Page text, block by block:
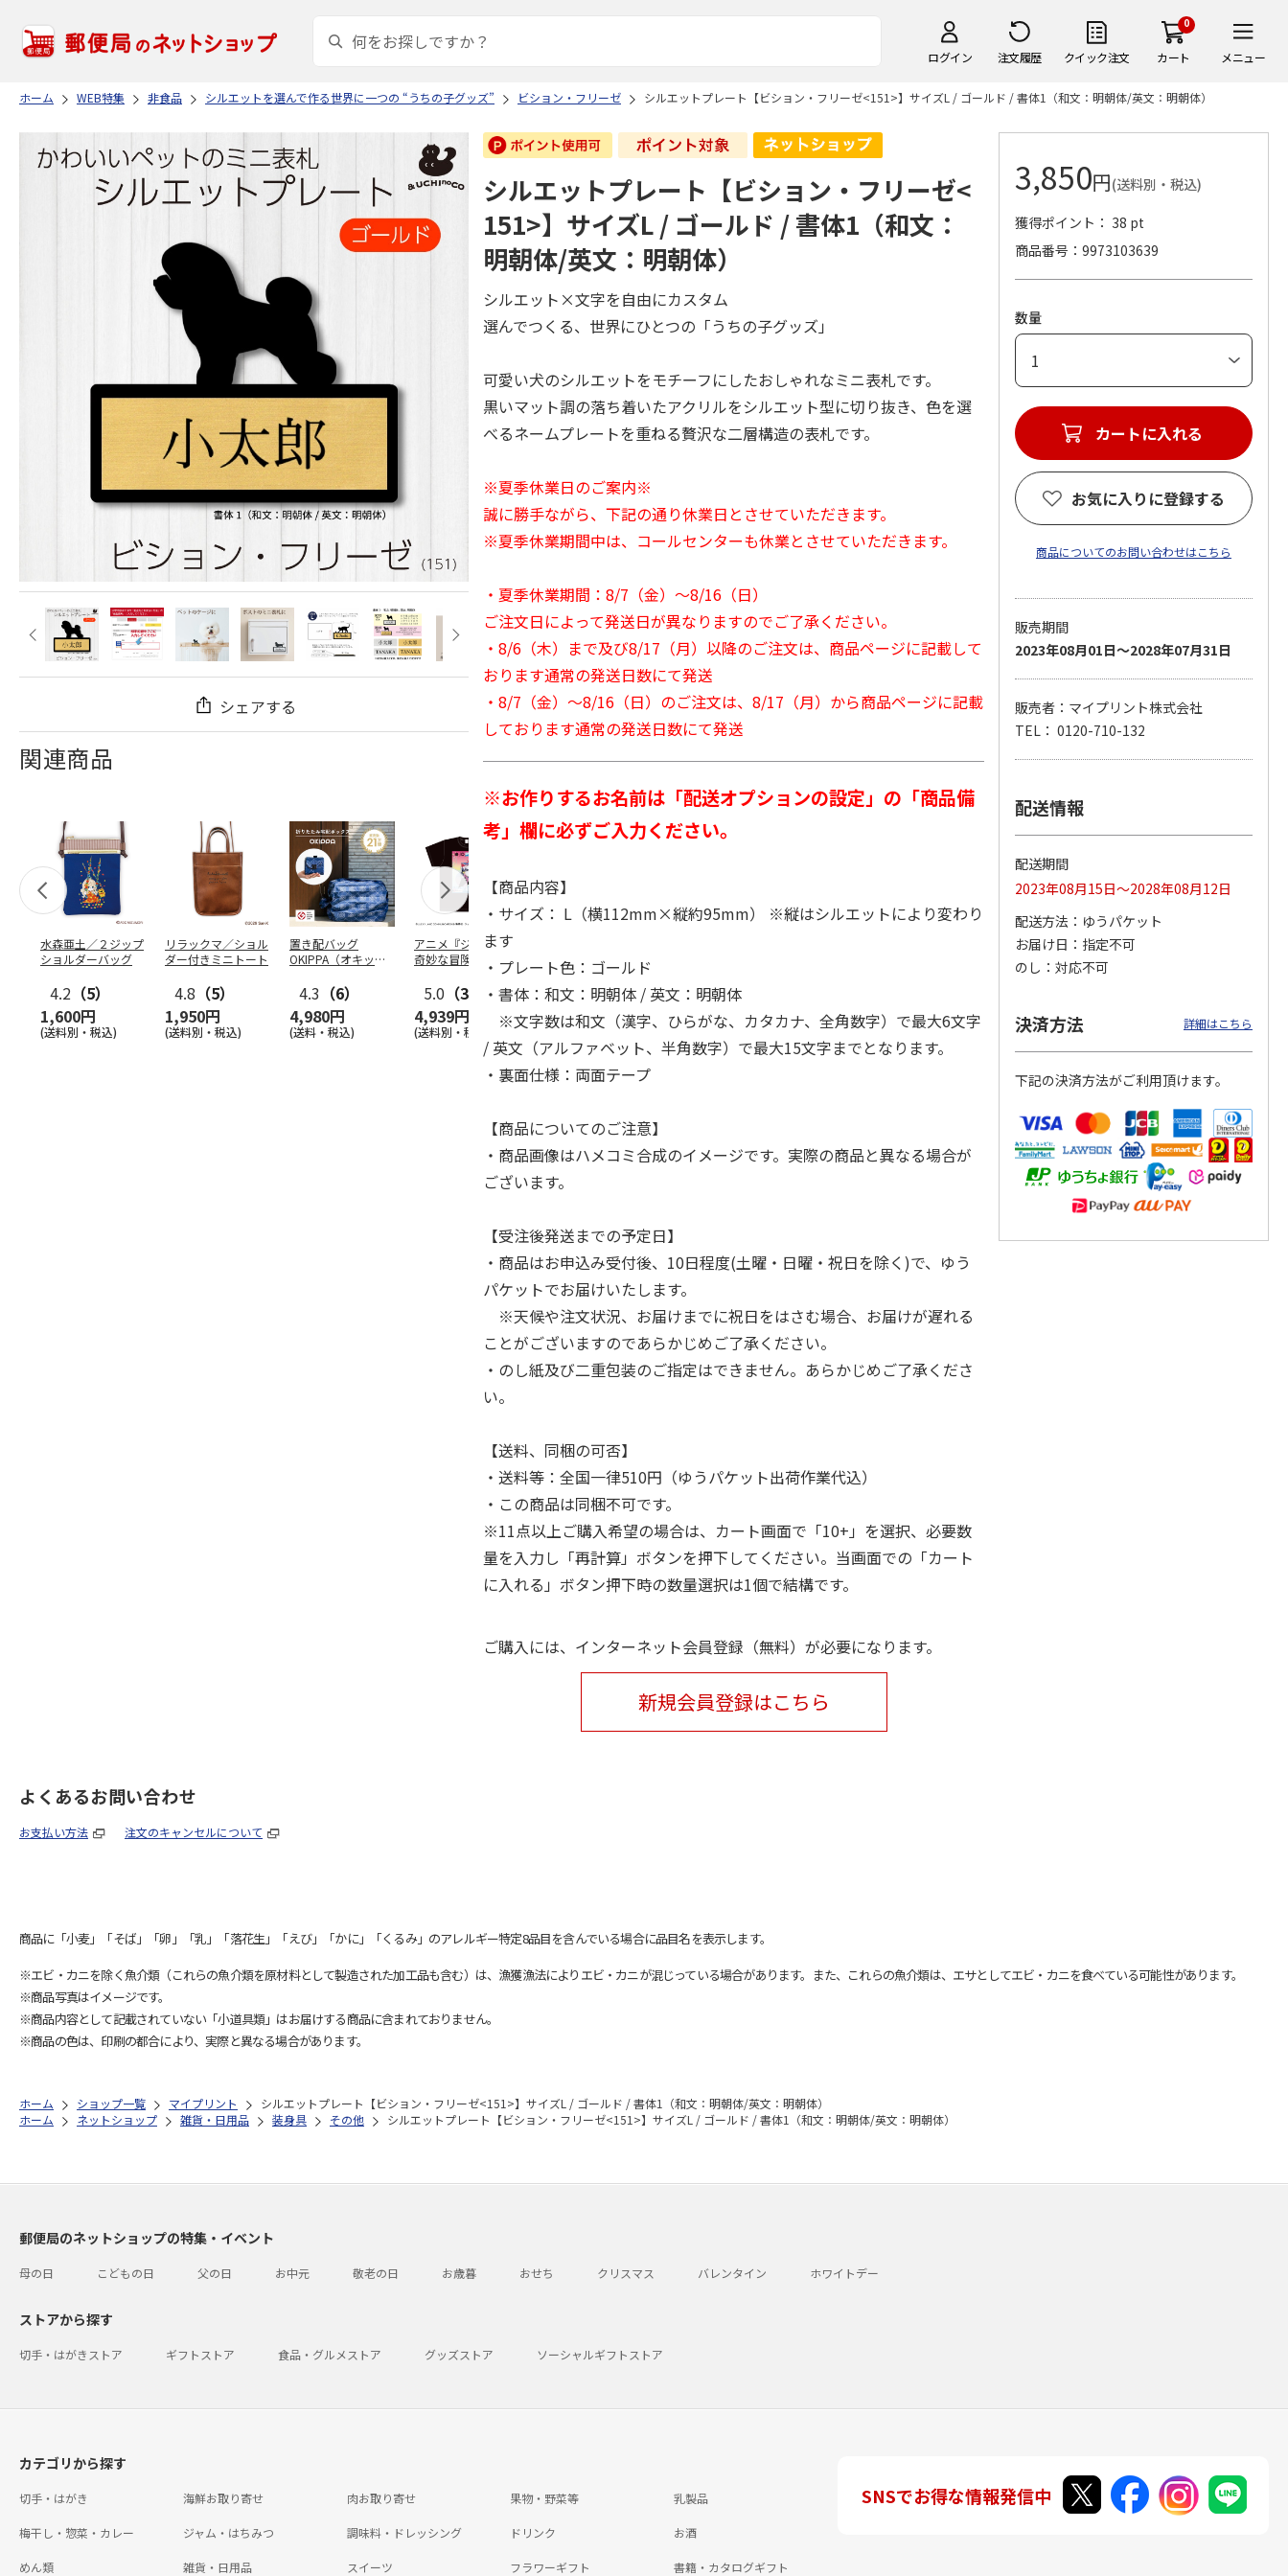
ログイン 注文履歴 クイック注文
0
カート メニュー
ホーム WEB特集 非食品 シルエットを選んで作る世界に一つの “うちの子グッズ” ビション・フリーゼ シルエットプレート【ビション・フリーゼ<151>】サイズL / ゴールド / 書体1（和文：明朝体/英文：明朝体）
シェアする
関連商品
水森亜土／２ジップ
ショルダーバッグ
4.2 （5）
1,600円
(送料別・税込)
リラックマ／ショル
ダー付きミニトート
4.8 （5）
1,950円
(送料別・税込)
置き配バッグ
OKIPPA（オキッ
4.3 （6）
4,980円
(送料・税込)
アニメ『ジョジョの
奇妙な冒険 黄金の
風』CITY POP…
5.0 （3）
4,939円
(送料別・税込)
ー付きバッグ
4.5（6）
1,760円
(送料別・税込)
4.8 （4）
3,839円
(送料別・税込)
4,400円
(送料別・税込)
3,300円
(送料別・税込)
POSTIES オリジナ
ルTシャツ Sサイズ
3,080円
(送料別・税込)
3,300円
(送料別・税込)
シルエットプレート【ビション・フリーゼ<
151>】サイズL / ゴールド / 書体1（和文：
明朝体/英文：明朝体）
シルエット×文字を自由にカスタム
選んでつくる、世界にひとつの「うちの子グッズ」
可愛い犬のシルエットをモチーフにしたおしゃれなミニ表札です。
黒いマット調の落ち着いたアクリルをシルエット型に切り抜き、色を選
べるネームプレートを重ねる贅沢な二層構造の表札です。
※夏季休業日のご案内※
誠に勝手ながら、下記の通り休業日とさせていただきます。
※夏季休業期間中は、コールセンターも休業とさせていただきます。
・夏季休業期間：8/7（金）～8/16（日）
ご注文日によって発送日が異なりますのでご了承ください。
・8/6（木）まで及び8/17（月）以降のご注文は、商品ページに記載して
おります通常の発送日数にて発送
・8/7（金）～8/16（日）のご注文は、8/17（月）から商品ページに記載
しております通常の発送日数にて発送
※お作りするお名前は「配送オプションの設定」の「商品備
考」欄に必ずご入力ください。
【商品内容】
・サイズ： L（横112mm×縦約95mm） ※縦はシルエットにより変わり
ます
・プレート色：ゴールド
・書体：和文：明朝体 / 英文：明朝体
※文字数は和文（漢字、ひらがな、カタカナ、全角数字）で最大6文字
/ 英文（アルファベット、半角数字）で最大15文字までとなります。
・裏面仕様：両面テープ
【商品についてのご注意】
・商品画像はハメコミ合成のイメージです。実際の商品と異なる場合が
ございます。
【受注後発送までの予定日】
・商品はお申込み受付後、10日程度(土曜・日曜・祝日を除く)で、ゆう
パケットでお届けいたします。
※天候や注文状況、お届けまでに祝日をはさむ場合、お届けが遅れる
ことがございますのであらかじめご了承ください。
・のし紙及び二重包装のご指定はできません。あらかじめご了承くださ
い。
【送料、同梱の可否】
・送料等：全国一律510円（ゆうパケット出荷作業代込）
・この商品は同梱不可です。
※11点以上ご購入希望の場合は、カート画面で「10+」を選択、必要数
量を入力し「再計算」ボタンを押下してください。当画面での「カート
に入れる」ボタン押下時の数量選択は1個で結構です。
ご購入には、インターネット会員登録（無料）が必要になります。
新規会員登録はこちら
3,850円(送料別・税込)
獲得ポイント： 38 pt
商品番号
9973103639
数量
カートに入れる
お気に入りに登録する
商品についてのお問い合わせはこちら
販売期間
2023年08月01日～2028年07月31日
販売者：マイプリント株式会社
TEL： 0120-710-132
配送情報
配送期間
2023年08月15日～2028年08月12日
配送方法
ゆうパケット
お届け日
指定不可
のし
対応不可
決済方法 詳細はこちら
下記の決済方法がご利用頂けます。
よくあるお問い合わせ
お支払い方法 注文のキャンセルについて
商品に「小麦」「そば」「卵」「乳」「落花生」「えび」「かに」「くるみ」のアレルギー特定8品目を含んでいる場合に品目名を表示します。
※エビ・カニを除く魚介類（これらの魚介類を原材料として製造された加工品も含む）は、漁獲漁法によりエビ・カニが混じっている場合があります。また、これらの魚介類は、エサとしてエビ・カニを食べている可能性があります。
※商品写真はイメージです。
※商品内容として記載されていない「小道具類」はお届けする商品に含まれておりません。
※商品の色は、印刷の都合により、実際と異なる場合があります。
ホーム ショップ一覧 マイプリント
シルエットプレート【ビション・フリーゼ<151>】サイズL / ゴールド / 書体1（和文：明朝体/英文：明朝体）
ホーム
ネットショップ 雑貨・日用品 装身具 その他 シルエットプレート【ビション・フリーゼ<151>】サイズL / ゴールド / 書体1（和文：明朝体/英文：明朝体）
郵便局のネットショップの特集・イベント
母の日 こどもの日 父の日 お中元 敬老の日 お歳暮 おせち クリスマス バレンタイン ホワイトデー
ストアから探す
切手・はがきストア ギフトストア 食品・グルメストア グッズストア ソーシャルギフトストア
カテゴリから探す
切手・はがき 海鮮お取り寄せ 肉お取り寄せ 果物・野菜等 乳製品
梅干し・惣菜・カレー ジャム・はちみつ 調味料・ドレッシング ドリンク お酒
めん類 雑貨・日用品 スイーツ フラワーギフト 書籍・カタログギフト
SNSでお得な情報発信中